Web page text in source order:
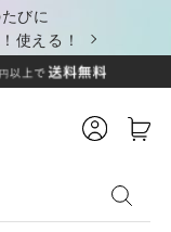
びに
使える！